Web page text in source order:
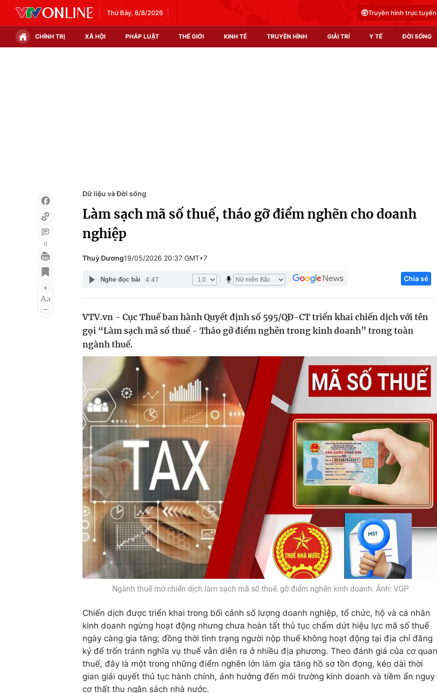
Thứ Bảy, 8/8/2026 Truyền hình trực tuyến
CHÍNH TRỊ XÃ HỘI PHÁP LUẬT THẾ GIỚI KINH TẾ TRUYỀN HÌNH GIẢI TRÍ Y TẾ ĐỜI SỐNG
Infographic
Điện ảnh
Âm nhạc
Du lịch
Chất lượng cuộc sống
Tuyển sinh
Hitech Công
Thị trường
0
Dữ liệu và Đời sống
Làm sạch mã số thuế, tháo gỡ điểm nghẽn cho doanh
nghiệp
Thuỳ Dương19/05/2026 20:37 GMT+7
Nghe đọc bài 4:47 Chia sẻ
VTV.vn - Cục Thuế ban hành Quyết định số 595/QĐ-CT triển khai chiến dịch với tên
gọi “Làm sạch mã số thuế - Tháo gỡ điểm nghẽn trong kinh doanh” trong toàn
ngành thuế.
Ngành thuế mở chiến dịch làm sạch mã số thuế, gỡ điểm nghẽn kinh doanh. Ảnh: VGP
Chiến dịch được triển khai trong bối cảnh số lượng doanh nghiệp, tổ chức, hộ và cá nhân
kinh doanh ngừng hoạt động nhưng chưa hoàn tất thủ tục chấm dứt hiệu lực mã số thuế
ngày càng gia tăng; đồng thời tình trạng người nộp thuế không hoạt động tại địa chỉ đăng
ký để trốn tránh nghĩa vụ thuế vẫn diễn ra ở nhiều địa phương. Theo đánh giá của cơ quan
thuế, đây là một trong những điểm nghẽn lớn làm gia tăng hồ sơ tồn đọng, kéo dài thời
gian giải quyết thủ tục hành chính, ảnh hưởng đến môi trường kinh doanh và tiềm ẩn nguy
cơ thất thu ngân sách nhà nước.